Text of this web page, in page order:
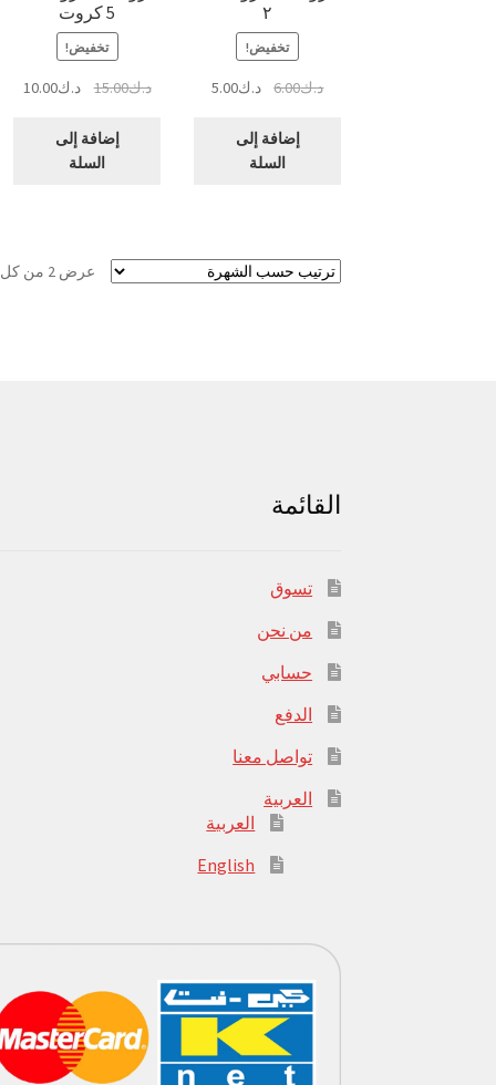
٢
تخفيض!
د.ك6.00
السعر
هو:
د.ك6.00.
د.ك5.00السعر
إضافة إلى
السلة
5 كروت
تخفيض!
د.ك15.00
السعر
هو:
د.ك15.00.
د.ك10.00
إضافة إلى
السلة
عرض ⁦2⁩ من كل النتائج
القائمة
تسوق
من نحن
حسابي
الدفع
تواصل معنا
العربية
العربية
English